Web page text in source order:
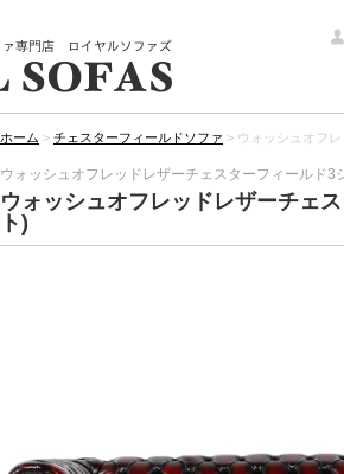
ホーム > チェスターフィールドソファ > ウォッシュオフ
ウォッシュオフレッドレザーチェスターフィールド
ウォッシュオフレッドレザーチェ
ト)